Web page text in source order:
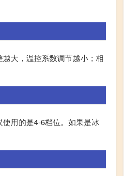
大，温控系数调节越小；相
用的是4-6档位。如果是冰